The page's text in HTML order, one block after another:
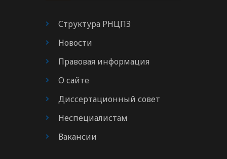
Структура РНЦПЗ
Новости
Правовая информация
О сайте
Диссертационный совет
Неспециалистам
Вакансии